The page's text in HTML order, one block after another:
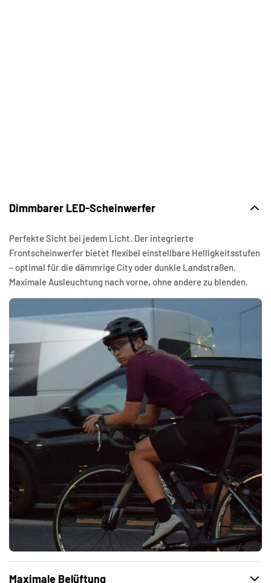
Dimmbarer LED-Scheinwerfer
Perfekte Sicht bei jedem Licht. Der integrierte
Frontscheinwerfer bietet flexibel einstellbare Helligkeitsstufen
– optimal für die dämmrige City oder dunkle Landstraßen.
Maximale Ausleuchtung nach vorne, ohne andere zu blenden.
Maximale Belüftung